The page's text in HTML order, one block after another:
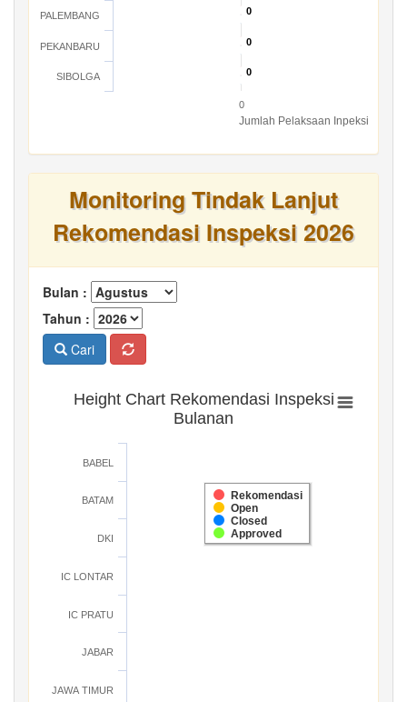
Jumlah Pelaksaan Inpeksi
0
0
0
0
0
0
PALEMBANG
PEKANBARU
SIBOLGA
0
Monitoring Tindak Lanjut
Rekomendasi Inspeksi 2026
Bulan :
Tahun :
Cari
Height Chart Rekomendasi Inspeksi
Bulanan
Rekomendasi
Open
Closed
Approved
BABEL
BATAM
DKI
IC LONTAR
IC PRATU
JABAR
JAWA TIMUR